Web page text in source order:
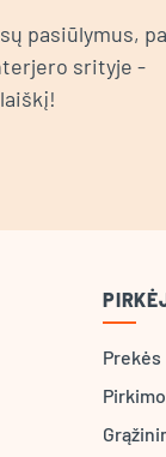
pasiūlymus,
srityje -
Prekės